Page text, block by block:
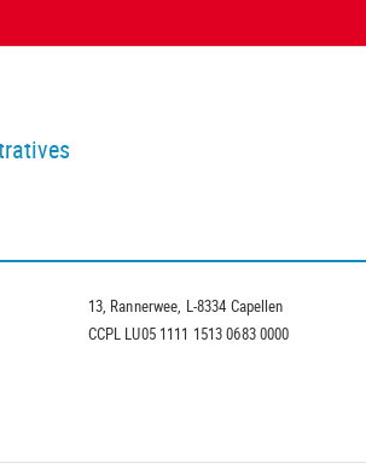
13, Rannerwee, L-8334 Capellen
CCPL LU05 1111 1513 0683 0000